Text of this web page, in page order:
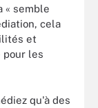
« semble
cela
et
les
qu'à des